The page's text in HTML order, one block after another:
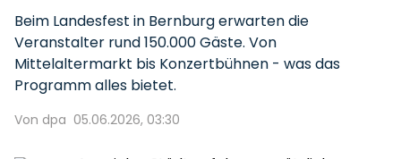
Beim Landesfest in Bernburg erwarten die
Veranstalter rund 150.000 Gäste. Von
Mittelaltermarkt bis Konzertbühnen - was das
Programm alles bietet.
Von dpa 05.06.2026, 03:30